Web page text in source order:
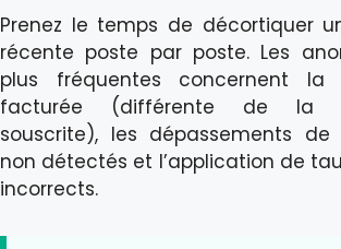
Prenez le temps de décortiquer
récente poste par poste. Les
plus fréquentes concernent la
facturée (différente de la
souscrite), les dépassements de
non détectés et l’application de
incorrects.